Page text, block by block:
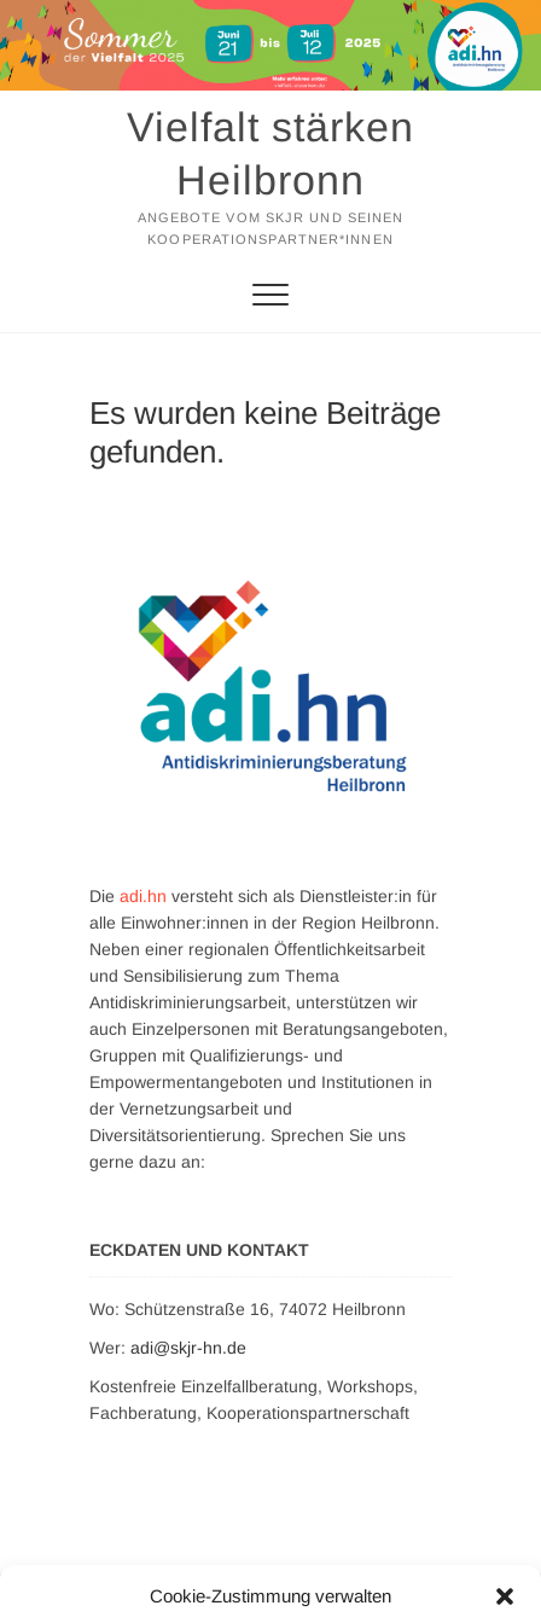
Cookie-Zustimmung verwalten
Zum
Inhalt
springen
Vielfalt stärken
Heilbronn
ANGEBOTE VOM SKJR UND SEINEN
KOOPERATIONSPARTNER*INNEN
Es wurden keine Beiträge
gefunden.
Die adi.hn versteht sich als Dienstleister:in für
alle Einwohner:innen in der Region Heilbronn.
Neben einer regionalen Öffentlichkeitsarbeit
und Sensibilisierung zum Thema
Antidiskriminierungsarbeit, unterstützen wir
auch Einzelpersonen mit Beratungsangeboten,
Gruppen mit Qualifizierungs- und
Empowermentangeboten und Institutionen in
der Vernetzungsarbeit und
Diversitätsorientierung. Sprechen Sie uns
gerne dazu an:
ECKDATEN UND KONTAKT
Wo: Schützenstraße 16, 74072 Heilbronn
Wer: adi@skjr-hn.de
Kostenfreie Einzelfallberatung, Workshops,
Fachberatung, Kooperationspartnerschaft